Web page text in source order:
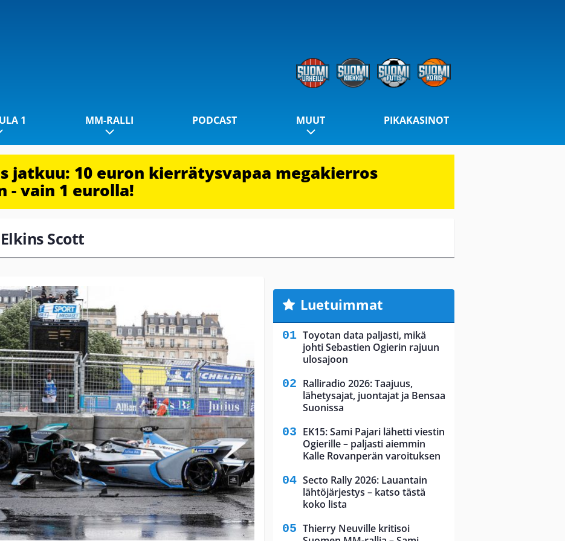
1 MM-RALLI PODCAST MUUT PIKAKASINOT
jatkuu: 10 euron kierrätysvapaa megakierros
- vain 1 eurolla!
Scott
Luetuimmat
Toyotan data paljasti, mikä
johti Sebastien Ogierin rajuun
ulosajoon
Ralliradio 2026: Taajuus,
lähetysajat, juontajat ja Bensaa
Suonissa
EK15: Sami Pajari lähetti viestin
Ogierille – paljasti aiemmin
Kalle Rovanperän varoituksen
Secto Rally 2026: Lauantain
lähtöjärjestys – katso tästä
koko lista
Thierry Neuville kritisoi